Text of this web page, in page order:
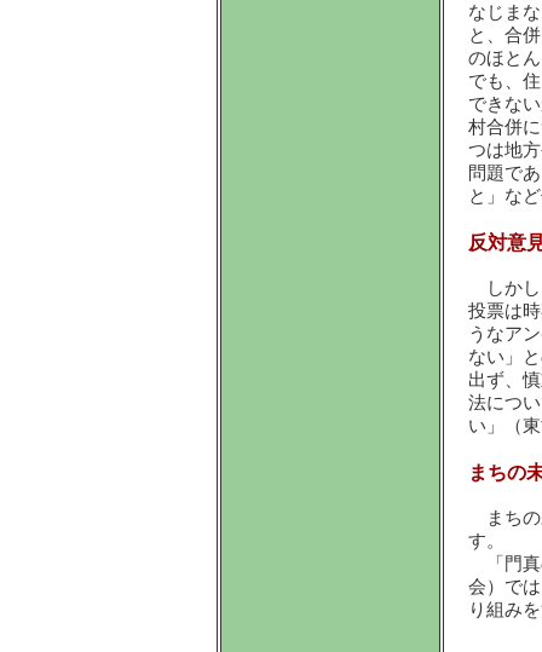
なじま
と、合
のほと
でも、
できな
村合併
つは地
問題で
と」な
反対意
しかし
投票は
うなア
ない」
出ず、
法につ
い」（
まちの
まちの
す。
「門真
会）で
り組み